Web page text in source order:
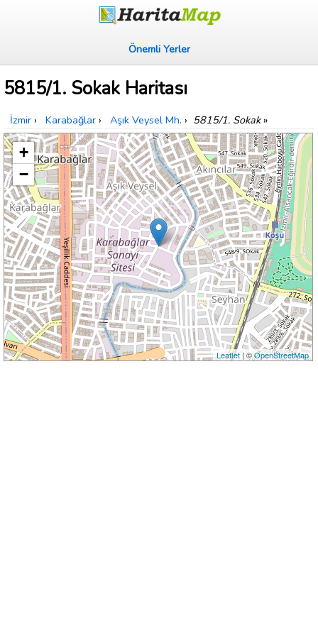
Önemli Yerler
5815/1. Sokak Haritası
İzmir › Karabağlar › Aşık Veysel Mh. › 5815/1. Sokak»
+
−
Leaflet| ©OpenStreetMap